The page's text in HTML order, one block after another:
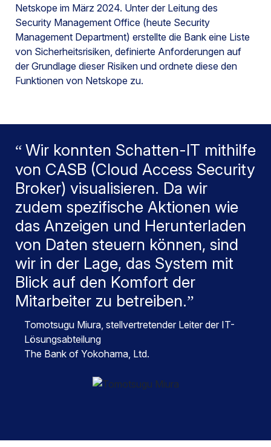
Netskope im März 2024. Unter der Leitung des
Security Management Office (heute Security
Management Department) erstellte die Bank eine Liste
von Sicherheitsrisiken, definierte Anforderungen auf
der Grundlage dieser Risiken und ordnete diese den
Funktionen von Netskope zu.
Wir konnten Schatten-IT mithilfe
von CASB (Cloud Access Security
Broker) visualisieren. Da wir
zudem spezifische Aktionen wie
das Anzeigen und Herunterladen
von Daten steuern können, sind
wir in der Lage, das System mit
Blick auf den Komfort der
Mitarbeiter zu betreiben.
Tomotsugu Miura , stellvertretender Leiter der IT-
Lösungsabteilung
The Bank of Yokohama, Ltd.